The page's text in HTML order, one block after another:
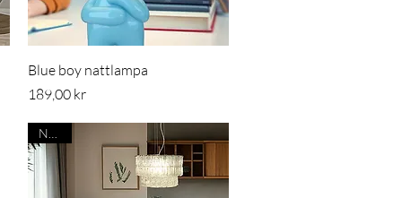
Snabbvisning
Blue boy nattlampa
Pris
189,00 kr